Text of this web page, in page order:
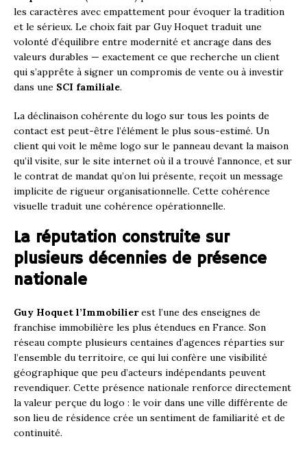
les caractères avec empattement pour évoquer la tradition
et le sérieux. Le choix fait par Guy Hoquet traduit une
volonté d’équilibre entre modernité et ancrage dans des
valeurs durables — exactement ce que recherche un client
qui s’apprête à signer un compromis de vente ou à investir
dans une SCI familiale.
La déclinaison cohérente du logo sur tous les points de
contact est peut-être l’élément le plus sous-estimé. Un
client qui voit le même logo sur le panneau devant la maison
qu’il visite, sur le site internet où il a trouvé l’annonce, et sur
le contrat de mandat qu’on lui présente, reçoit un message
implicite de rigueur organisationnelle. Cette cohérence
visuelle traduit une cohérence opérationnelle.
La réputation construite sur
plusieurs décennies de présence
nationale
Guy Hoquet l’Immobilierest l’une des enseignes de
franchise immobilière les plus étendues en France. Son
réseau compte plusieurs centaines d’agences réparties sur
l’ensemble du territoire, ce qui lui confère une visibilité
géographique que peu d’acteurs indépendants peuvent
revendiquer. Cette présence nationale renforce directement
la valeur perçue du logo : le voir dans une ville différente de
son lieu de résidence crée un sentiment de familiarité et de
continuité.